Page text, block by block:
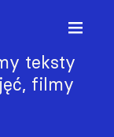
teksty
filmy